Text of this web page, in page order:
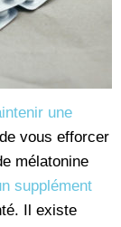
une
vous efforcer
mélatonine
supplément
Il existe